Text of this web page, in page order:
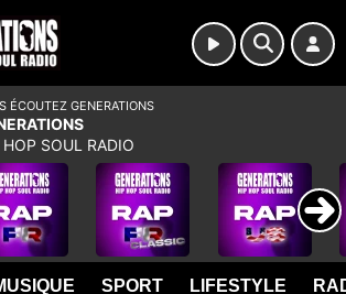
SPORT LIFESTYLE
ÉCOUTEZ GENERATIONS
HOP SOUL RADIO